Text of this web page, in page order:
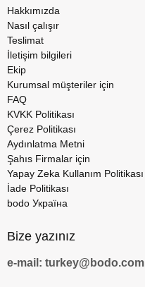
Hakkımızda
Nasıl çalışır
Teslimat
İletişim bilgileri
Ekip
Kurumsal müşteriler için
FAQ
KVKK Politikası
Çerez Politikası
Aydınlatma Metni
Şahıs Firmalar için
Yapay Zeka Kullanım Politikası
İade Politikası
bodo Україна
Bize yazınız
e-mail: turkey@bodo.com